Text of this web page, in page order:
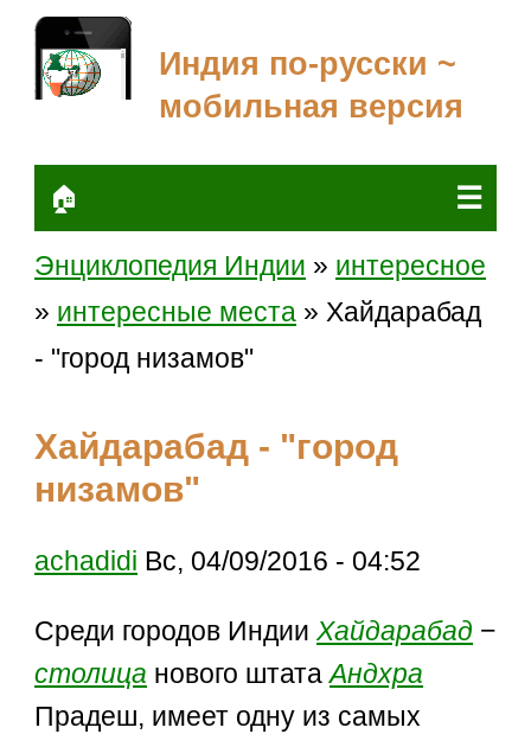
Индия по-русски ~
мобильная версия
🏠 ☰
Энциклопедия Индии » интересное
» интересные места » Хайдарабад
- "город низамов"
Хайдарабад - "город
низамов"
achadidi Вс, 04/09/2016 - 04:52
Среди городов ИндииХайдарабад −
столица нового штатаАндхра
Прадеш, имеет одну из самых